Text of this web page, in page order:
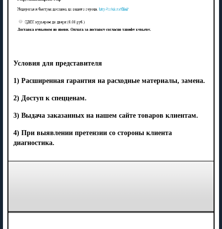
Условия для представителя
1) Расширенная гарантия на расходные материалы, замена.
2) Доступ к спецценам.
3) Выдача заказанных на нашем сайте товаров клиентам.
4) При выявлении претензии со стороны клиента
диагностика.